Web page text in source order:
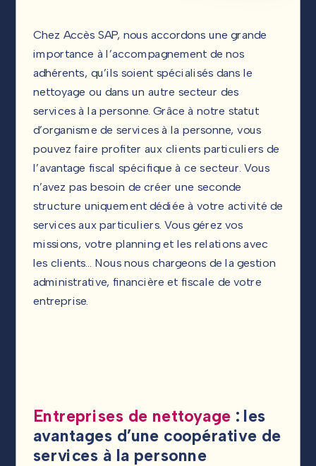
Chez Accès SAP, nous accordons une grande
importance à l’accompagnement de nos
adhérents, qu’ils soient spécialisés dans le
nettoyage ou dans un autre secteur des
services à la personne. Grâce à notre statut
d’organisme de services à la personne, vous
pouvez faire profiter aux clients particuliers de
l’avantage fiscal spécifique à ce secteur. Vous
n’avez pas besoin de créer une seconde
structure uniquement dédiée à votre activité de
services aux particuliers. Vous gérez vos
missions, votre planning et les relations avec
les clients… Nous nous chargeons de la gestion
administrative, financière et fiscale de votre
entreprise.
Entreprises de nettoyage : les
avantages d’une coopérative de
services à la personne